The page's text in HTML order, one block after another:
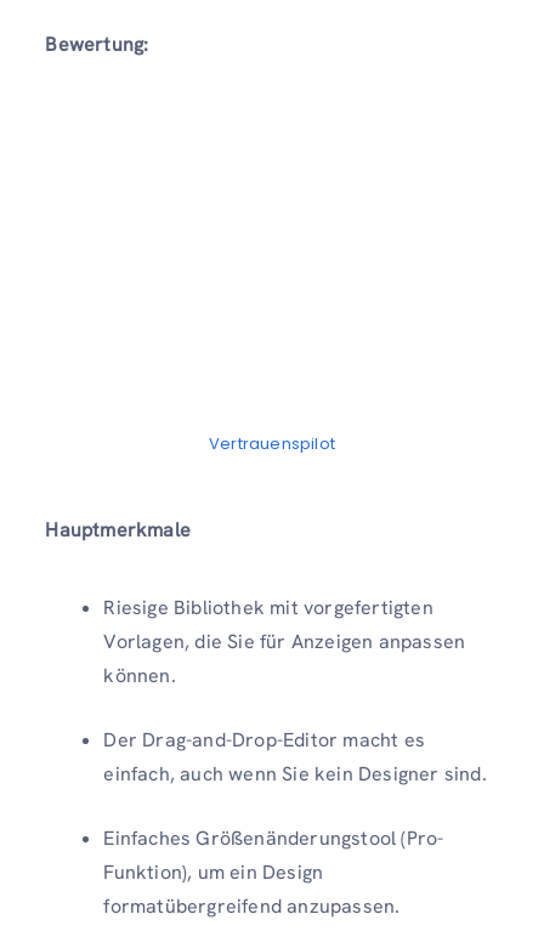
Bewertung:
Vertrauenspilot
Hauptmerkmale
Riesige Bibliothek mit vorgefertigten
Vorlagen, die Sie für Anzeigen anpassen
können.
Der Drag-and-Drop-Editor macht es
einfach, auch wenn Sie kein Designer sind.
Einfaches Größenänderungstool (Pro-
Funktion), um ein Design
formatübergreifend anzupassen.